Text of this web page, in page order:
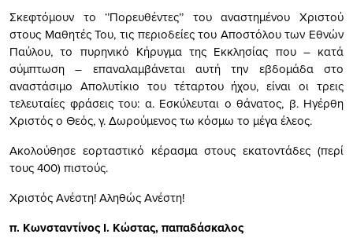
Σκεφτόμουν το ‘’Πορευθέντες’’ του αναστημένου Χριστού
στους Μαθητές Του, τις περιοδείες του Αποστόλου των Εθνών
Παύλου, το πυρηνικό Κήρυγμα της Εκκλησίας που – κατά
σύμπτωση – επαναλαμβάνεται αυτή την εβδομάδα στο
αναστάσιμο Απολυτίκιο του τέταρτου ήχου, είναι οι τρεις
τελευταίες φράσεις του: α. Εσκύλευται ο θάνατος, β. Ηγέρθη
Χριστός ο Θεός, γ. Δωρούμενος τω κόσμω το μέγα έλεος.
Ακολούθησε εορταστικό κέρασμα στους εκατοντάδες (περί
τους 400) πιστούς.
Χριστός Ανέστη! Αληθώς Ανέστη!
π. Κωνσταντίνος Ι. Κώστας, παπαδάσκαλος